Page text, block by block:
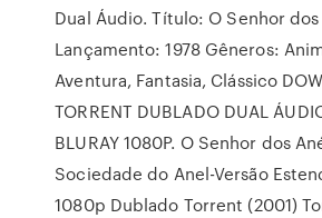
Dual Áudio. Título: O Senhor
Lançamento: 1978 Gêneros:
Aventura, Fantasia, Clássico
TORRENT DUBLADO DUAL
BLURAY 1080P. O Senhor dos
Sociedade do Anel-Versão
1080p Dublado Torrent (2001)